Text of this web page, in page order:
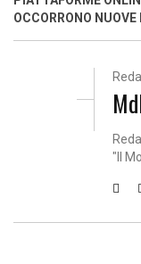
OCCORRONO NUOVE
"Il